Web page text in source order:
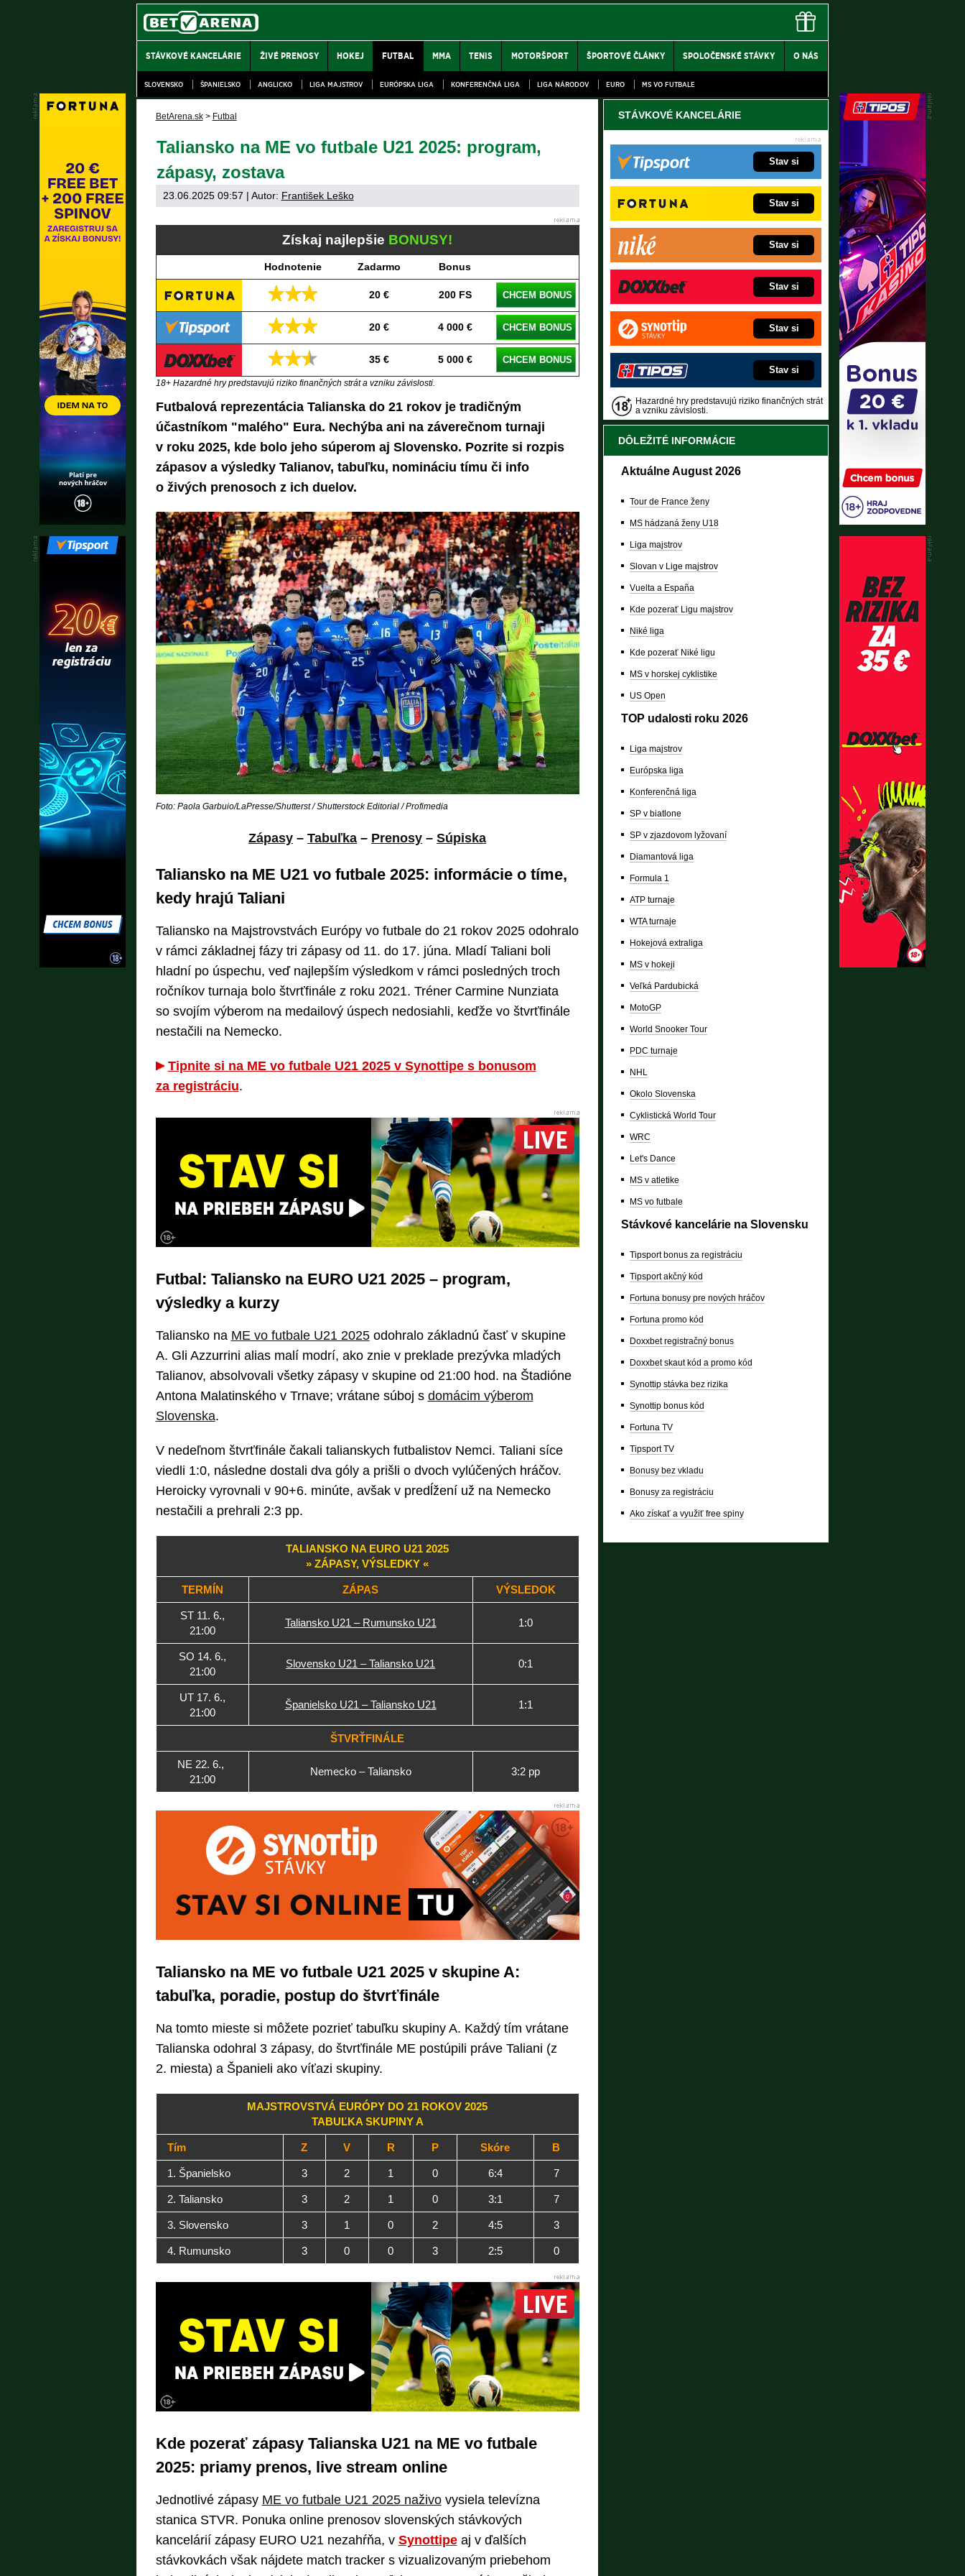
STÁVKOVÉ KANCELÁRIE ŽIVÉ PRENOSY HOKEJ FUTBAL MMA TENIS MOTORŠPORT ŠPORTOVÉ ČLÁNKY SPOLOČENSKÉ STÁVKY O NÁS
SLOVENSKO ŠPANIELSKO ANGLICKO LIGA MAJSTROV EURÓPSKA LIGA KONFERENČNÁ LIGA LIGA NÁRODOV EURO MS VO FUTBALE
BetArena.sk > Futbal
Taliansko na ME vo futbale U21 2025: program,
zápasy, zostava
23.06.2025 09:57 | Autor: František Leško
Získaj najlepšie BONUSY!
Hodnotenie Zadarmo Bonus
20 € 200 FS CHCEM BONUS
20 € 4 000 € CHCEM BONUS
35 € 5 000 € CHCEM BONUS
18+ Hazardné hry predstavujú riziko finančných strát a vzniku závislosti.
Futbalová reprezentácia Talianska do 21 rokov je tradičným
účastníkom "malého" Eura. Nechýba ani na záverečnom turnaji
v roku 2025, kde bolo jeho súperom aj Slovensko. Pozrite si rozpis
zápasov a výsledky Talianov, tabuľku, nomináciu tímu či info
o živých prenosoch z ich duelov.
Foto: Paola Garbuio/LaPresse/Shutterst / Shutterstock Editorial / Profimedia
Zápasy – Tabuľka – Prenosy – Súpiska
Taliansko na ME U21 vo futbale 2025: informácie o tíme,
kedy hrajú Taliani
Taliansko na Majstrovstvách Európy vo futbale do 21 rokov 2025 odohralo
v rámci základnej fázy tri zápasy od 11. do 17. júna. Mladí Taliani boli
hladní po úspechu, veď najlepším výsledkom v rámci posledných troch
ročníkov turnaja bolo štvrťfinále z roku 2021. Tréner Carmine Nunziata
so svojím výberom na medailový úspech nedosiahli, keďže vo štvrťfinále
nestačili na Nemecko.
Tipnite si na ME vo futbale U21 2025 v Synottipe s bonusom
za registráciu.
Futbal: Taliansko na EURO U21 2025 – program,
výsledky a kurzy
Taliansko na ME vo futbale U21 2025odohralo základnú časť v skupine
A. Gli Azzurrini alias malí modrí, ako znie v preklade prezývka mladých
Talianov, absolvovali všetky zápasy v skupine od 21:00 hod. na Štadióne
Antona Malatinského v Trnave; vrátane súboj s domácim výberom
Slovenska.
V nedeľnom štvrťfinále čakali talianskych futbalistov Nemci. Taliani síce
viedli 1:0, následne dostali dva góly a prišli o dvoch vylúčených hráčov.
Heroicky vyrovnali v 90+6. minúte, avšak v predĺžení už na Nemecko
nestačili a prehrali 2:3 pp.
TALIANSKO NA EURO U21 2025
» ZÁPASY, VÝSLEDKY «
TERMÍN ZÁPAS VÝSLEDOK
ST 11. 6.,
21:00
Taliansko U21 – Rumunsko U21 1:0
SO 14. 6.,
21:00
Slovensko U21 – Taliansko U21 0:1
UT 17. 6.,
21:00
Španielsko U21 – Taliansko U21 1:1
ŠTVRŤFINÁLE
NE 22. 6.,
21:00
Nemecko – Taliansko 3:2 pp
Taliansko na ME vo futbale U21 2025 v skupine A:
tabuľka, poradie, postup do štvrťfinále
Na tomto mieste si môžete pozrieť tabuľku skupiny A. Každý tím vrátane
Talianska odohral 3 zápasy, do štvrťfinále ME postúpili práve Taliani (z
2. miesta) a Španieli ako víťazi skupiny.
MAJSTROVSTVÁ EURÓPY DO 21 ROKOV 2025
TABUĽKA SKUPINY A
Tím Z V R P Skóre B
1. Španielsko 3 2 1 0 6:4 7
2. Taliansko 3 2 1 0 3:1 7
3. Slovensko 3 1 0 2 4:5 3
4. Rumunsko 3 0 0 3 2:5 0
Kde pozerať zápasy Talianska U21 na ME vo futbale
2025: priamy prenos, live stream online
Jednotlivé zápasy ME vo futbale U21 2025 naživovysiela televízna
stanica STVR. Ponuka online prenosov slovenských stávkových
kancelárií zápasy EURO U21 nezahŕňa, v Synottipeaj v ďalších
stávkovkách však nájdete match tracker s vizualizovaným priebehom
STÁVKOVÉ KANCELÁRIE
Stav si
Stav si
Stav si
Stav si
Stav si
Stav si
Hazardné hry predstavujú riziko finančných strát
a vzniku závislosti.
DÔLEŽITÉ INFORMÁCIE
Aktuálne August 2026
Tour de France ženy
MS hádzaná ženy U18
Liga majstrov
Slovan v Lige majstrov
Vuelta a España
Kde pozerať Ligu majstrov
Niké liga
Kde pozerať Niké ligu
MS v horskej cyklistike
US Open
TOP udalosti roku 2026
Liga majstrov
Európska liga
Konferenčná liga
SP v biatlone
SP v zjazdovom lyžovaní
Diamantová liga
Formula 1
ATP turnaje
WTA turnaje
Hokejová extraliga
MS v hokeji
Veľká Pardubická
MotoGP
World Snooker Tour
PDC turnaje
NHL
Okolo Slovenska
Cyklistická World Tour
WRC
Let's Dance
MS v atletike
MS vo futbale
Stávkové kancelárie na Slovensku
Tipsport bonus za registráciu
Tipsport akčný kód
Fortuna bonusy pre nových hráčov
Fortuna promo kód
Doxxbet registračný bonus
Doxxbet skaut kód a promo kód
Synottip stávka bez rizika
Synottip bonus kód
Fortuna TV
Tipsport TV
Bonusy bez vkladu
Bonusy za registráciu
Ako získať a využiť free spiny